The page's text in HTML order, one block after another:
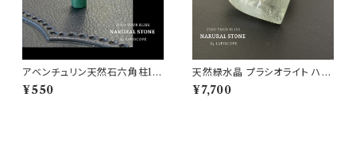
アベンチュリン天然石六角柱1個
【パワーストーン・人間関係♡円
満・幸福・繁栄♡浄化インテリ
¥550
天然緑水晶 プラシオライト ハー
ト型 タンブル 【1点もの Prasiol
ite・グリーンアメジスト・パワー
¥7,700